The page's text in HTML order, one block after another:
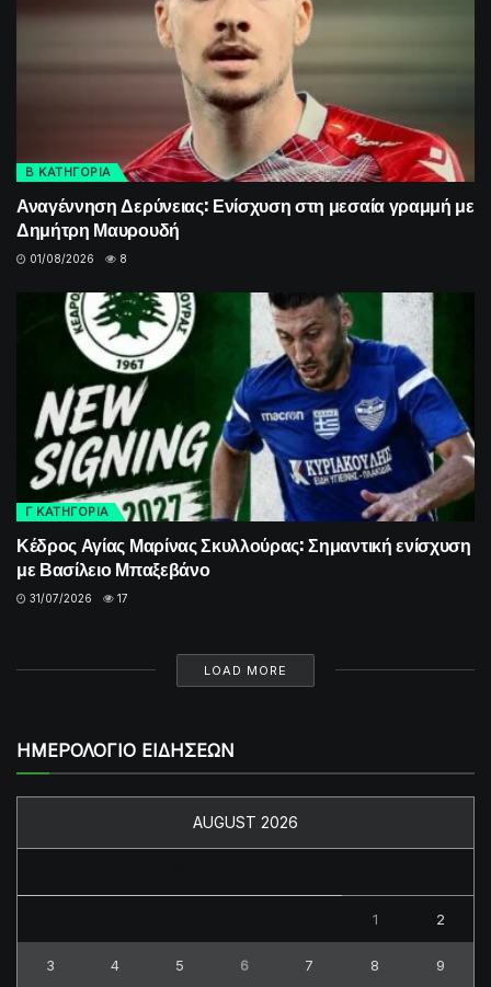
Β ΚΑΤΗΓΟΡΙΑ
Αναγέννηση Δερύνειας: Ενίσχυση στη μεσαία γραμμή με
Δημήτρη Μαυρουδή
01/08/2026 8
Γ ΚΑΤΗΓΟΡΙΑ
Κέδρος Αγίας Μαρίνας Σκυλλούρας: Σημαντική ενίσχυση
με Βασίλειο Μπαξεβάνο
31/07/2026 17
LOAD MORE
ΗΜΕΡΟΛΟΓΙΟ ΕΙΔΗΣΕΩΝ
AUGUST 2026
1 2
3 4 5 6 7 8 9